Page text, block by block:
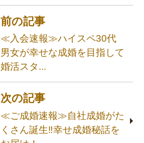
前の記事
≪入会速報≫ハイスペ30代
男女が幸せな成婚を目指して
婚活スタ...
次の記事
≪ご成婚速報≫自社成婚がた
くさん誕生‼幸せ成婚秘話を